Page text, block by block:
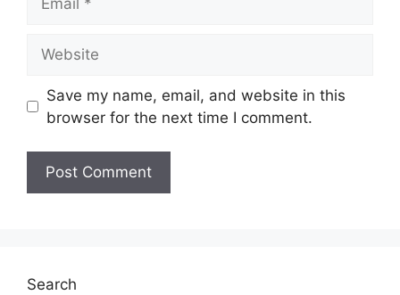
Save my name, email, and website in this
browser for the next time I comment.
Search